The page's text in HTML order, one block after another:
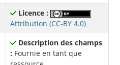
Licence :
Attribution (CC-BY 4.0)
Description des champs
: Fournie en tant que